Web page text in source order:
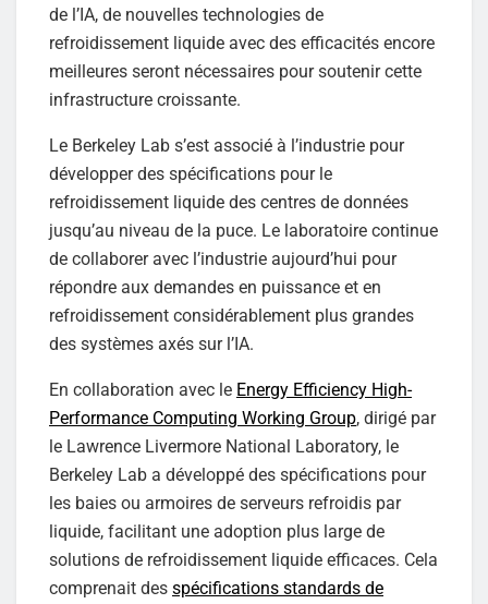
de l’IA, de nouvelles technologies de
refroidissement liquide avec des efficacités encore
meilleures seront nécessaires pour soutenir cette
infrastructure croissante.
Le Berkeley Lab s’est associé à l’industrie pour
développer des spécifications pour le
refroidissement liquide des centres de données
jusqu’au niveau de la puce. Le laboratoire continue
de collaborer avec l’industrie aujourd’hui pour
répondre aux demandes en puissance et en
refroidissement considérablement plus grandes
des systèmes axés sur l’IA.
En collaboration avec le Energy Efficiency High-
Performance Computing Working Group, dirigé par
le Lawrence Livermore National Laboratory, le
Berkeley Lab a développé des spécifications pour
les baies ou armoires de serveurs refroidis par
liquide, facilitant une adoption plus large de
solutions de refroidissement liquide efficaces. Cela
comprenait des spécifications standards de